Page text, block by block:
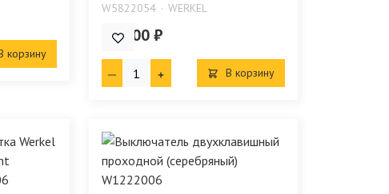
корзину
W5822054 WERKEL
650.00 ₽
В корзину